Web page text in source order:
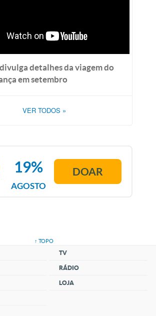
detalhes da viagem do
em setembro
VER TODOS »
AGOSTO
19% DOAR
↑ TOPO
TV
RÁDIO
LOJA